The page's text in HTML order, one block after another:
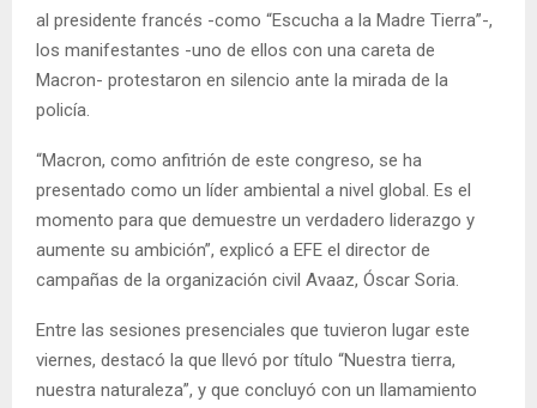
al presidente francés -como “Escucha a la Madre Tierra”-,
los manifestantes -uno de ellos con una careta de
Macron- protestaron en silencio ante la mirada de la
policía.
“Macron, como anfitrión de este congreso, se ha
presentado como un líder ambiental a nivel global. Es el
momento para que demuestre un verdadero liderazgo y
aumente su ambición”, explicó a EFE el director de
campañas de la organización civil Avaaz, Óscar Soria.
Entre las sesiones presenciales que tuvieron lugar este
viernes, destacó la que llevó por título “Nuestra tierra,
nuestra naturaleza”, y que concluyó con un llamamiento